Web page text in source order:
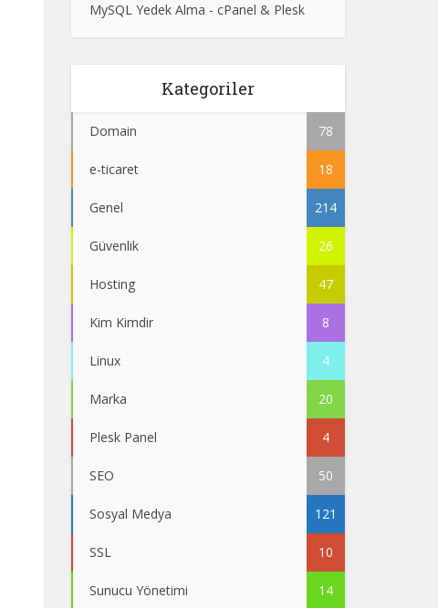
MySQL Yedek Alma - cPanel & Plesk
Kategoriler
Domain 78
e-ticaret 18
Genel 214
Güvenlik 26
Hosting 47
Kim Kimdir 8
Linux 4
Marka 20
Plesk Panel 4
SEO 50
Sosyal Medya 121
SSL 10
Sunucu Yönetimi 14